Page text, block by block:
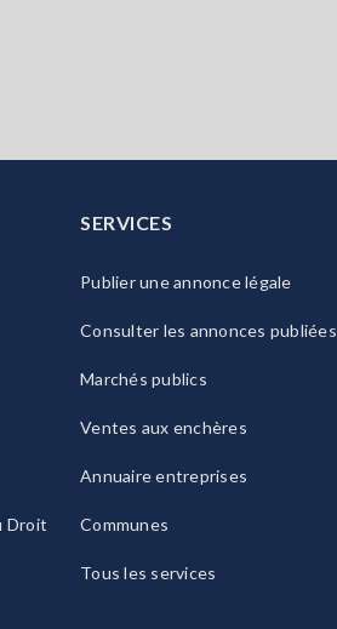
Droit
SERVICES
Publier une annonce légale
Consulter les annonces publiées
Marchés publics
Ventes aux enchères
Annuaire entreprises
Communes
Tous les services